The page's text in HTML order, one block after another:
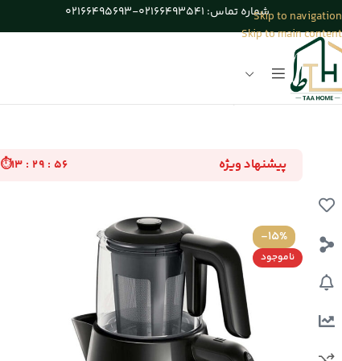
Skip to navigation
Skip to main content
شماره تماس: 02166493541-02166495693
خانه/لوازم برقی آشپزخانه
پیشنهاد ویژه ⏱۱۳ : ۲۹ : ۵۵
-15%
ناموجود